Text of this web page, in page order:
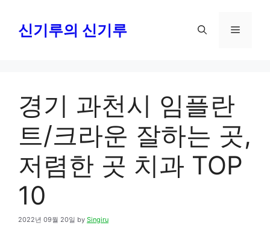
content신기루의 신기루 Menu
경기 과천시 임플란
트/크라운 잘하는 곳,
저렴한 곳 치과 TOP
10
2022년 09월 20일 by Singiru